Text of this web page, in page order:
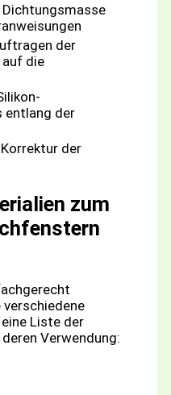
der
die
entlang der
der
zum
verschiedene
Liste der
Verwendung: